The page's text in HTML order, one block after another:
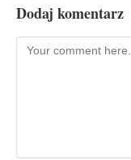
Dodaj komentarz